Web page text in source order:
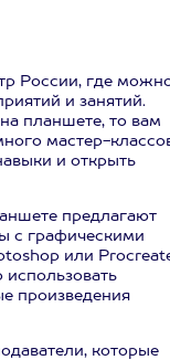
России, где
и занятий.
планшете, то вам
мастер-
и открыть
предлагают
с графическими
или
использовать
произведения
которые